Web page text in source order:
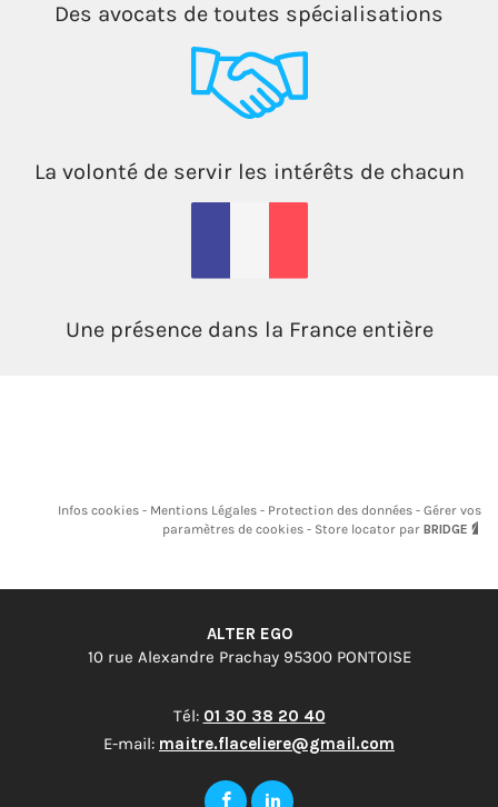
Des avocats de toutes spécialisations
La volonté de servir les intérêts de chacun
Une présence dans la France entière
Infos cookies Mentions Légales Protection des données
Gérer vos
paramètres de cookies
Store locator par BRIDGE
ALTER EGO
10 rue Alexandre Prachay 95300 PONTOISE
Tél: 01 30 38 20 40
E-mail: maitre.flaceliere@gmail.com